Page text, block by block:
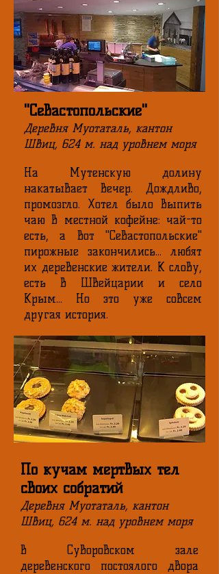
"Севастопольские"
Деревня Муотаталь, кантон
Швиц, 624 м. над уровнем моря
На Мутенскую долину
накатывает вечер. Дождливо,
промозгло. Хотел было выпить
чаю в местной кофейне: чай-то
есть, а вот "Севастопольские"
пирожные закончились... любят
их деревенские жители. К слову,
есть в Швейцарии и село
Крым... Но это уже совсем
другая история.
По кучам мертвых тел
своих собратий
Деревня Муотаталь, кантон
Швиц, 624 м. над уровнем моря
В Суворовском зале
деревенского постоялого двора